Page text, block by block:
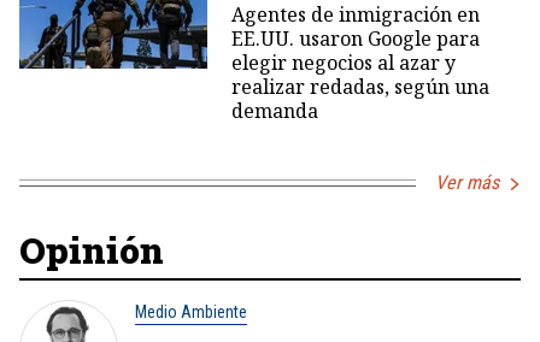
Agentes de inmigración en
EE.UU. usaron Google para
elegir negocios al azar y
realizar redadas, según una
demanda
Ver más
Opinión
Medio Ambiente